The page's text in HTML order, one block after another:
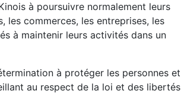
à poursuivre normalement leurs
les commerces, les entreprises, les
à maintenir leurs activités dans un
à protéger les personnes et
au respect de la loi et des libertés